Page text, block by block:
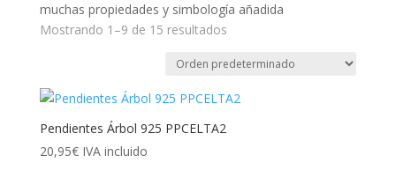
muchas propiedades y simbología añadida
Mostrando 1–9 de 15 resultados
Pendientes Árbol 925 PPCELTA2
20,95€ IVA incluido